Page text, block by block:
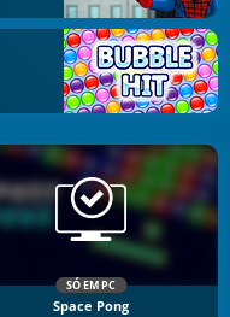
SÓ EM PC
Space Pong